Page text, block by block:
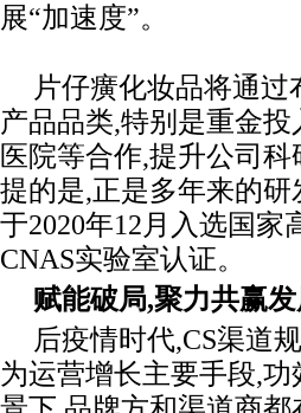
展“加速度”。
片仔癀化妆品将通
产品品类,特别是重金
医院等合作,提升公司
提的是,正是多年来的
于2020年12月入选国家
CNAS实验室认证。
赋能破局,聚力共赢
后疫情时代,CS渠道
为运营增长主要手段,